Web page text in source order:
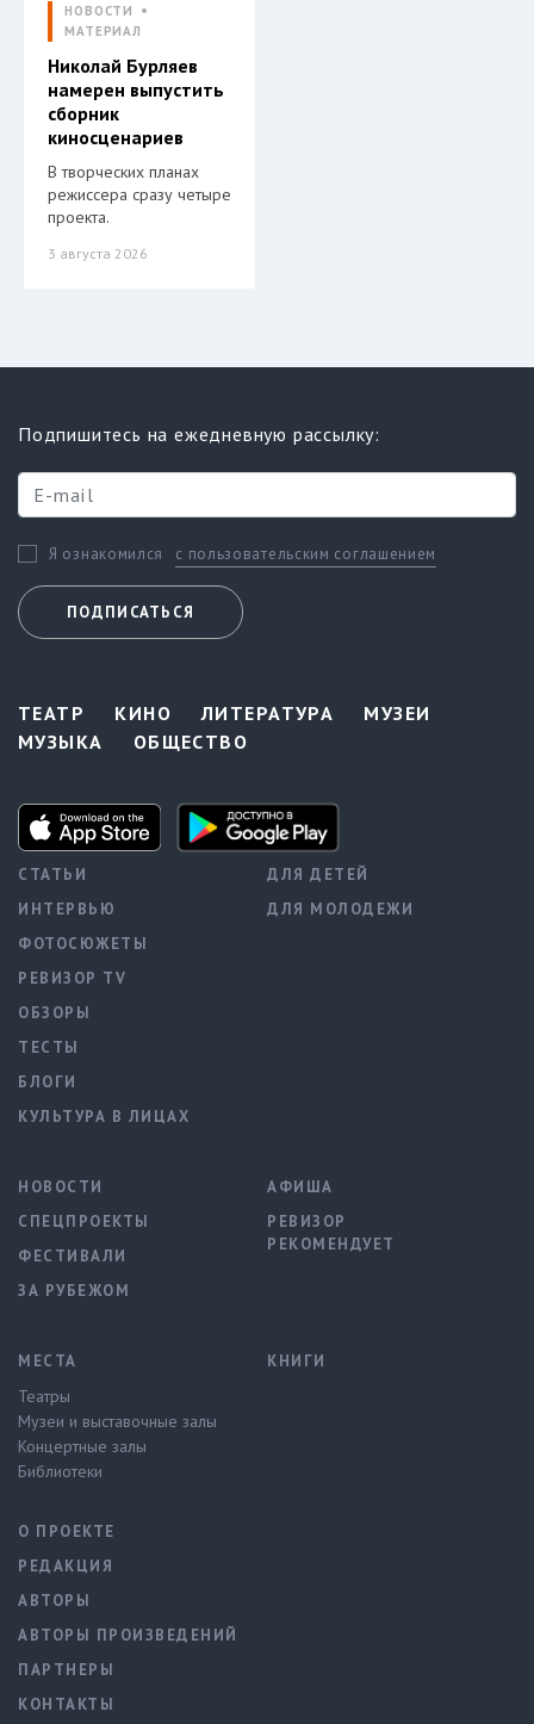
НОВОСТИ
МАТЕРИАЛ
Николай Бурляев
намерен выпустить
сборник
киносценариев
В творческих планах
режиссера сразу четыре
проекта.
3 августа 2026
Подпишитесь на ежедневную рассылку:
Я ознакомился с пользовательским соглашением
ПОДПИСАТЬСЯ
ТЕАТР КИНО ЛИТЕРАТУРА
МУЗЕИ
МУЗЫКА
ОБЩЕСТВО
СТАТЬИ
ИНТЕРВЬЮ
ФОТОСЮЖЕТЫ
РЕВИЗОР TV
ОБЗОРЫ
ТЕСТЫ
БЛОГИ
КУЛЬТУРА В ЛИЦАХ
ДЛЯ ДЕТЕЙ
ДЛЯ МОЛОДЕЖИ
НОВОСТИ
СПЕЦПРОЕКТЫ
ФЕСТИВАЛИ
ЗА РУБЕЖОМ
АФИША
РЕВИЗОР
РЕКОМЕНДУЕТ
МЕСТА
Театры
Музеи и выставочные залы
Концертные залы
Библиотеки
КНИГИ
О ПРОЕКТЕ
РЕДАКЦИЯ
АВТОРЫ
АВТОРЫ ПРОИЗВЕДЕНИЙ
ПАРТНЕРЫ
КОНТАКТЫ